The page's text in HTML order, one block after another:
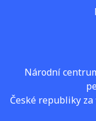
Národní
České republiky